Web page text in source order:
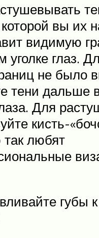
вы их
видимую
глаз.
не было
тени дальше
Для
кисть-
так любят
губы